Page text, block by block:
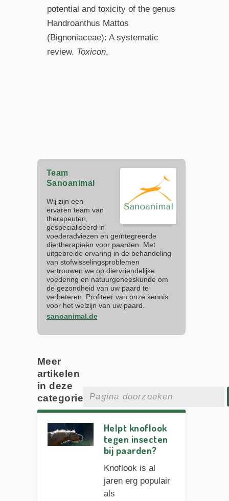
potential and toxicity of the genus
Handroanthus Mattos
(Bignoniaceae): A systematic
review. Toxicon.
Team
Sanoanimal
Wij zijn een
ervaren team van
therapeuten,
gespecialiseerd in
voederadviezen en geïntegreerde
diertherapieën voor paarden. Met
uitgebreide ervaring in de behandeling
van stofwisselingsproblemen
vertrouwen we op diervriendelijke
voedering en natuurgeneeskunde om
de gezondheid van uw paard te
verbeteren. Profiteer van onze kennis
voor het welzijn van uw paard.
sanoanimal.de
Meer
artikelen
in deze
categorie
Helpt knoflook
tegen insecten
bij paarden?
Knoflook is al
jaren erg populair
als